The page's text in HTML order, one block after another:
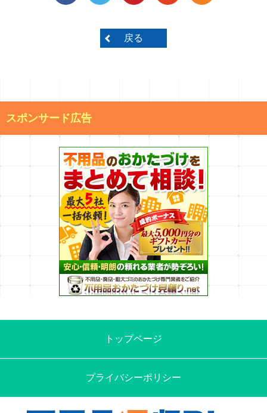
戻る
スポンサード広告
トップページ
プライバシーポリシー